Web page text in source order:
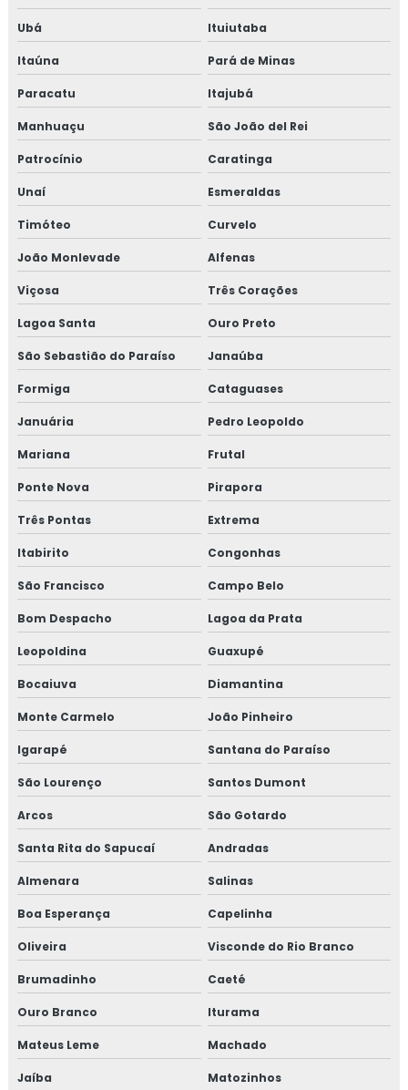
Ubá Ituiutaba
Itaúna Pará de Minas
Paracatu Itajubá
Manhuaçu São João del Rei
Patrocínio Caratinga
Unaí Esmeraldas
Timóteo Curvelo
João Monlevade Alfenas
Viçosa Três Corações
Lagoa Santa Ouro Preto
São Sebastião do Paraíso Janaúba
Formiga Cataguases
Januária Pedro Leopoldo
Mariana Frutal
Ponte Nova Pirapora
Três Pontas Extrema
Itabirito Congonhas
São Francisco Campo Belo
Bom Despacho Lagoa da Prata
Leopoldina Guaxupé
Bocaiuva Diamantina
Monte Carmelo João Pinheiro
Igarapé Santana do Paraíso
São Lourenço Santos Dumont
Arcos São Gotardo
Santa Rita do Sapucaí Andradas
Almenara Salinas
Boa Esperança Capelinha
Oliveira Visconde do Rio Branco
Brumadinho Caeté
Ouro Branco Iturama
Mateus Leme Machado
Jaíba Matozinhos